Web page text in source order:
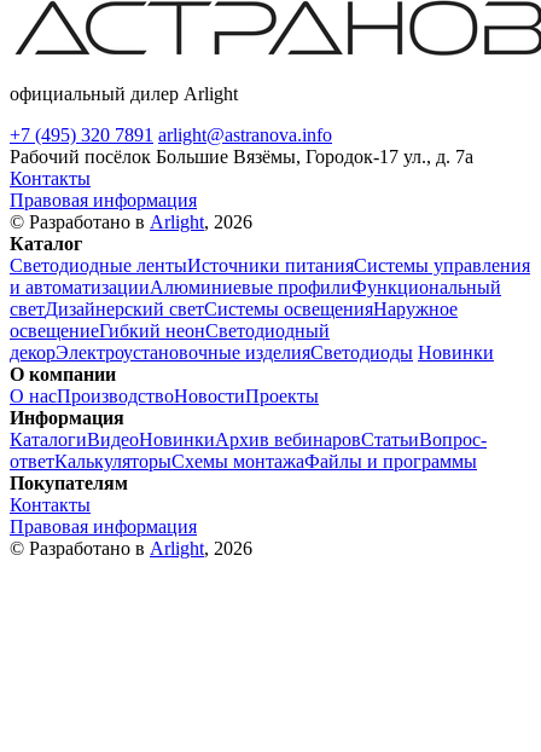
официальный дилер Arlight
+7 (495) 320 7891 arlight@astranova.info
Рабочий посёлок Большие Вязёмы, Городок-17 ул., д. 7а
Контакты
Правовая информация
© Разработано в Arlight, 2026
Каталог
Светодиодные лентыИсточники питанияСистемы управления
и автоматизацииАлюминиевые профилиФункциональный
светДизайнерский светСистемы освещенияНаружное
освещениеГибкий неонСветодиодный
декорЭлектроустановочные изделияСветодиоды Новинки
О компании
О насПроизводствоНовостиПроекты
Информация
КаталогиВидеоНовинкиАрхив вебинаровСтатьиВопрос-
ответКалькуляторыСхемы монтажаФайлы и программы
Покупателям
Контакты
Правовая информация
© Разработано в Arlight, 2026